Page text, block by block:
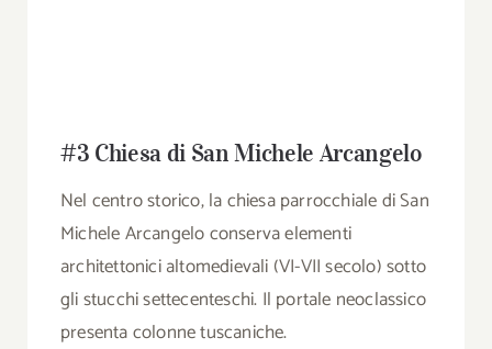
#3 Chiesa di San Michele Arcangelo
Nel centro storico, la chiesa parrocchiale di San
Michele Arcangelo conserva elementi
architettonici altomedievali (VI-VII secolo) sotto
gli stucchi settecenteschi. Il portale neoclassico
presenta colonne tuscaniche.